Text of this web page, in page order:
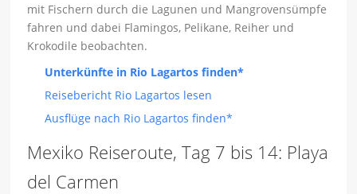
mit Fischern durch die Lagunen und Mangrovensümpfe
fahren und dabei Flamingos, Pelikane, Reiher und
Krokodile beobachten.
Unterkünfte in Rio Lagartos finden*
Reisebericht Rio Lagartos lesen
Ausflüge nach Rio Lagartos finden*
Mexiko Reiseroute, Tag 7 bis 14: Playa
del Carmen